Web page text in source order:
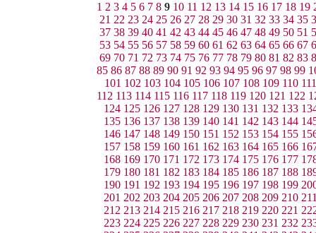
1 2 3 4 5 6 7 8 9 10 11 12 13 14 15 16 17 18 19
21 22 23 24 25 26 27 28 29 30 31 32 33 34 35
37 38 39 40 41 42 43 44 45 46 47 48 49 50 51
53 54 55 56 57 58 59 60 61 62 63 64 65 66 67
69 70 71 72 73 74 75 76 77 78 79 80 81 82 83
85 86 87 88 89 90 91 92 93 94 95 96 97 98 99
101 102 103 104 105 106 107 108 109 110 111
112 113 114 115 116 117 118 119 120 121 122
124 125 126 127 128 129 130 131 132 133
135 136 137 138 139 140 141 142 143 144
146 147 148 149 150 151 152 153 154 155
157 158 159 160 161 162 163 164 165 166
168 169 170 171 172 173 174 175 176 177
179 180 181 182 183 184 185 186 187 188
190 191 192 193 194 195 196 197 198 199
201 202 203 204 205 206 207 208 209 210
212 213 214 215 216 217 218 219 220 221
223 224 225 226 227 228 229 230 231 232